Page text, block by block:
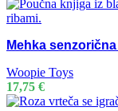
Mehka
Woopie Toys
17,75 €